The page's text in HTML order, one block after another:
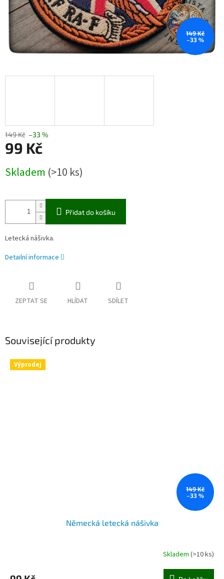
149 Kč
–33 %
149 Kč –33 %
99 Kč
cena:
Skladem (>10 ks)
Přidat do košíku
Letecká nášivka.
Detailní informace
ZEPTAT SE HLÍDAT SDÍLET
Související produkty
Výprodej
149 Kč
–33 %
Německá letecká nášivka
Skladem (>10 ks)